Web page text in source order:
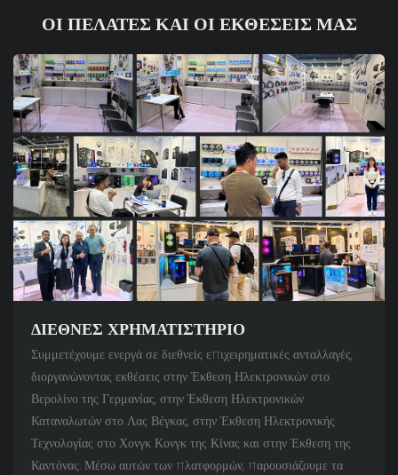
ΟΙ ΠΕΛΆΤΕΣ ΚΑΙ ΟΙ ΕΚΘΈΣΕΙΣ ΜΑΣ
ΔΙΕΘΝΈΣ ΧΡΗΜΑΤΙΣΤΉΡΙΟ
Συμμετέχουμε ενεργά σε διεθνείς επιχειρηματικές ανταλλαγές,
διοργανώνοντας εκθέσεις στην Έκθεση Ηλεκτρονικών στο
Βερολίνο της Γερμανίας, στην Έκθεση Ηλεκτρονικών
Καταναλωτών στο Λας Βέγκας, στην Έκθεση Ηλεκτρονικής
Τεχνολογίας στο Χονγκ Κονγκ της Κίνας και στην Έκθεση της
Καντόνας. Μέσω αυτών των πλατφορμών, παρουσιάζουμε τα